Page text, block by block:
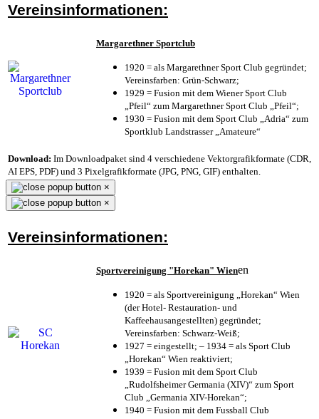
Vereinsinformationen:
Margarethner Sportclub
1920 = als Margarethner Sport Club gegründet;
Vereinsfarben: Grün-Schwarz;
1929 = Fusion mit dem Wiener Sport Club
„Pfeil“ zum Margarethner Sport Club „Pfeil“;
1930 = Fusion mit dem Sport Club „Adria“ zum
Sportklub Landstrasser „Amateure“
Download: Im Downloadpaket sind 4 verschiedene Vektorgrafikformate (CDR,
AI EPS, PDF) und 3 Pixelgrafikformate (JPG, PNG, GIF) enthalten.
×
×
Vereinsinformationen:
Sportvereinigung "Horekan" Wienen
1920 = als Sportvereinigung „Horekan“ Wien
(der Hotel- Restauration- und
Kaffeehausangestellten) gegründet;
Vereinsfarben: Schwarz-Weiß;
1927 = eingestellt; – 1934 = als Sport Club
„Horekan“ Wien reaktiviert;
1939 = Fusion mit dem Sport Club
„Rudolfsheimer Germania (XIV)“ zum Sport
Club „Germania XIV-Horekan“;
1940 = Fusion mit dem Fussball Club